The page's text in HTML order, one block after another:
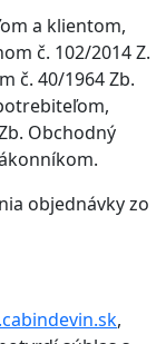
a klientom,
č. 102/2014 Z.
č. 40/1964 Zb.
Obchodný
objednávky zo
,